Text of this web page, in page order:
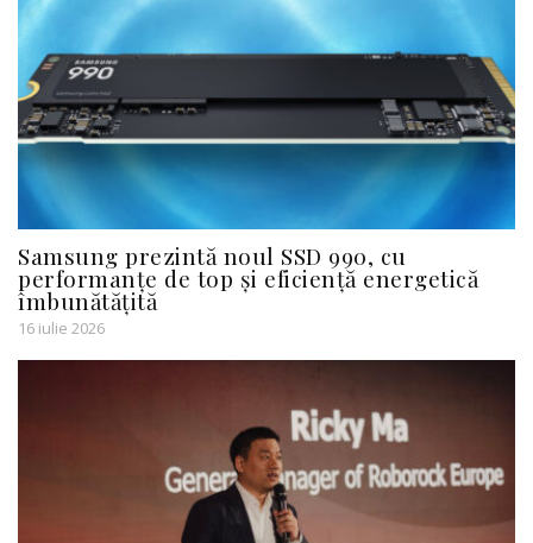
Samsung prezintă noul SSD 990, cu
performanțe de top și eficiență energetică
îmbunătățită
16 iulie 2026